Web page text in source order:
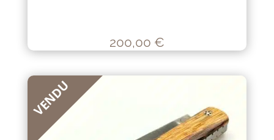
200,00 €
VENDU